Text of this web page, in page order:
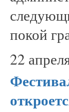
покой
22